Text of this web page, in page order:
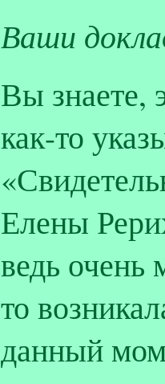
Ваши
Вы знаете,
как-то
Елены
ведь очень
то
данный